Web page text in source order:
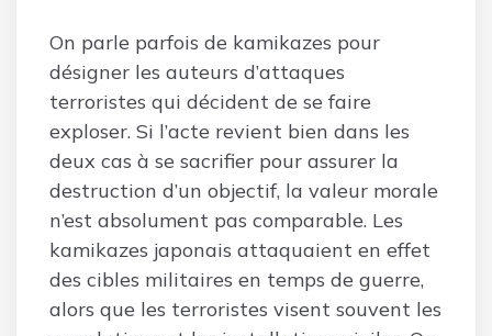
On parle parfois de kamikazes pour
désigner les auteurs d’attaques
terroristes qui décident de se faire
exploser. Si l’acte revient bien dans les
deux cas à se sacrifier pour assurer la
destruction d’un objectif, la valeur morale
n’est absolument pas comparable. Les
kamikazes japonais attaquaient en effet
des cibles militaires en temps de guerre,
alors que les terroristes visent souvent les